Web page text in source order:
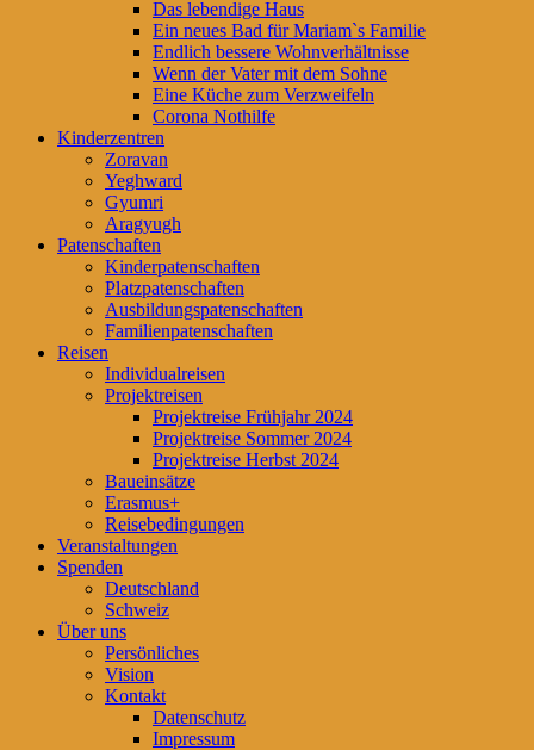
Das lebendige Haus
Ein neues Bad für Mariam`s Familie
Endlich bessere Wohnverhältnisse
Wenn der Vater mit dem Sohne
Eine Küche zum Verzweifeln
Corona Nothilfe
Kinderzentren
Zoravan
Yeghward
Gyumri
Aragyugh
Patenschaften
Kinderpatenschaften
Platzpatenschaften
Ausbildungspatenschaften
Familienpatenschaften
Reisen
Individualreisen
Projektreisen
Projektreise Frühjahr 2024
Projektreise Sommer 2024
Projektreise Herbst 2024
Baueinsätze
Erasmus+
Reisebedingungen
Veranstaltungen
Spenden
Deutschland
Schweiz
Über uns
Persönliches
Vision
Kontakt
Datenschutz
Impressum